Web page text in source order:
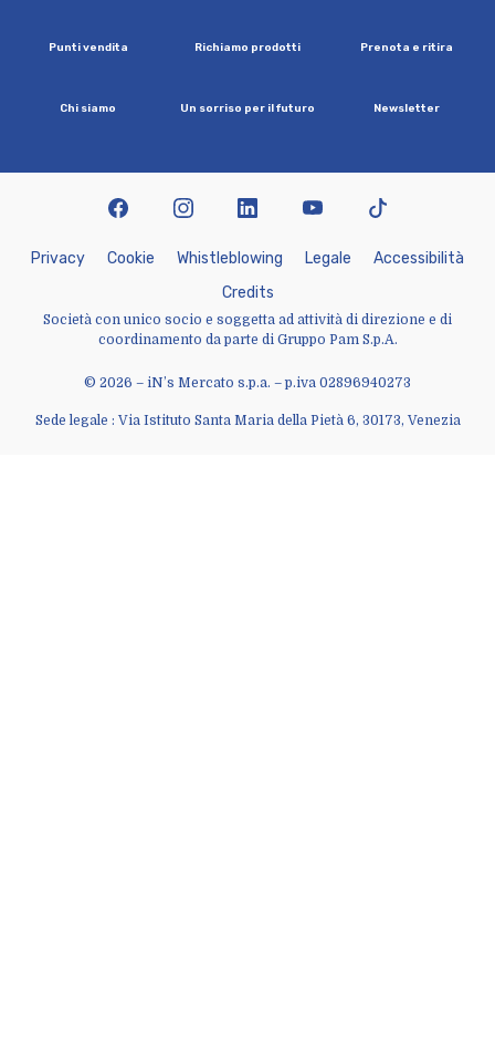
Puntivendita Richiamo prodotti Prenota e ritira
Chi siamo Un sorriso per ilfuturo Newsletter
© 2026 – iN’s Mercato s.p.a. – p.iva 02896940273
Sede legale : Via Istituto Santa Maria della Pietà 6, 30173, Venezia
Privacy Cookie Whist eb owing Lega e Accessibi ità
Credits
Società con unico socio e soggetta ad attività di direzione e di
coordinamento da parte di Gruppo Pam S.p.A.
facebookinstagram linkedin youtubetiktok